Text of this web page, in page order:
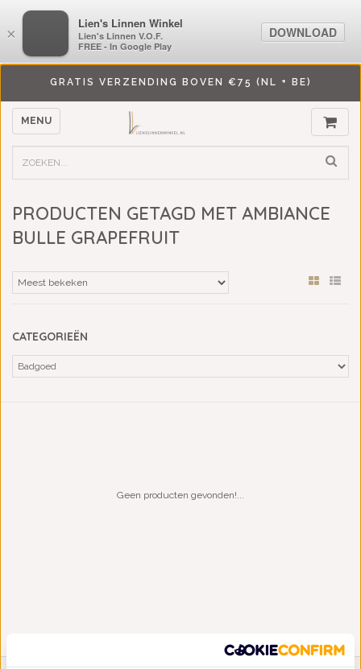
GRATIS VERZENDING BOVEN €75 (NL + BE)
MENU
PRODUCTEN GETAGD MET AMBIANCE
BULLE GRAPEFRUIT
CATEGORIEËN
Geen producten gevonden!...
×
LiensLinnenwinkel.nl
Lien's Linnen V.O.F.
FREE - In Google Play
DOWNLOAD
×
Lien's Linnen Winkel
Lien's Linnen V.O.F.
FREE - In Google Play
DOWNLOAD